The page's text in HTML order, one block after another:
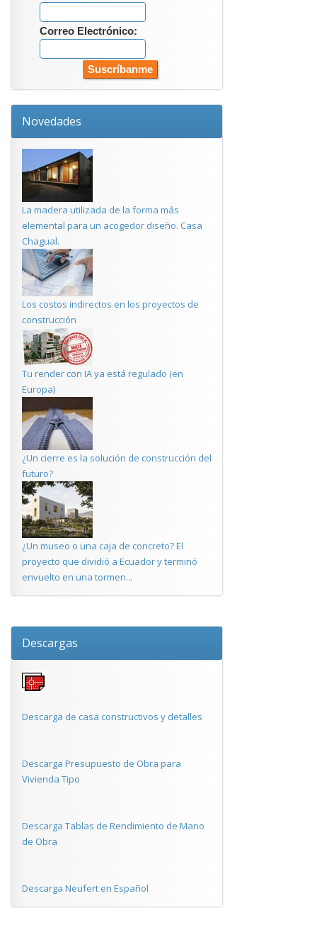
Correo Electrónico:
Novedades
La madera utilizada de la forma más
elemental para un acogedor diseño. Casa
Chagual.
Los costos indirectos en los proyectos de
construcción
Tu render con IA ya está regulado (en
Europa)
¿Un cierre es la solución de construcción del
futuro?
¿Un museo o una caja de concreto? El
proyecto que dividió a Ecuador y terminó
envuelto en una tormen...
Descargas
Descarga de casa constructivos y detalles
Descarga Presupuesto de Obra para
Vivienda Tipo
Descarga Tablas de Rendimiento de Mano
de Obra
Descarga Neufert en Español